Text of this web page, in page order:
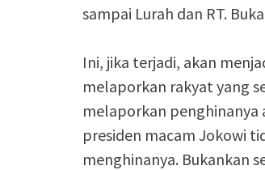
sampai Lurah dan RT.
Ini, jika terjadi, akan
melaporkan rakyat yang
melaporkan penghinanya
presiden macam Jokowi
menghinanya. Bukankan